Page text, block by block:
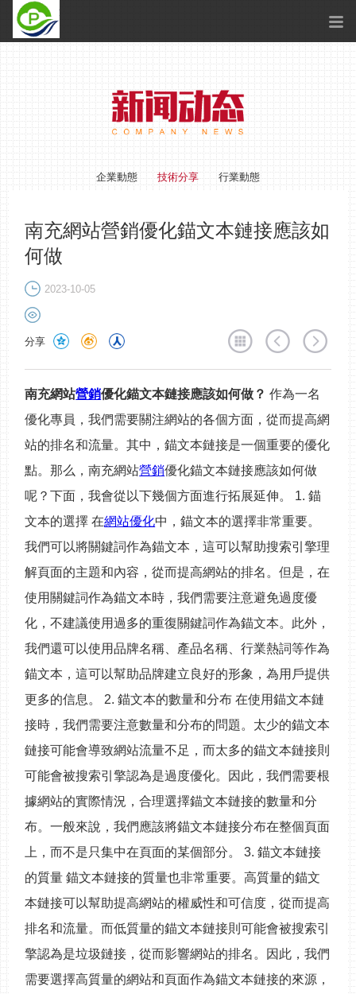
企業動態 技術分享 行業動態
南充網站營銷優化錨文本鏈接應該如
何做
2023-10-05
分享
南充網站營銷優化錨文本鏈接應該如何做？ 作為一名
優化專員，我們需要關注網站的各個方面，從而提高網
站的排名和流量。其中，錨文本鏈接是一個重要的優化
點。那么，南充網站營銷優化錨文本鏈接應該如何做
呢？下面，我會從以下幾個方面進行拓展延伸。 1. 錨
文本的選擇 在網站優化中，錨文本的選擇非常重要。
我們可以將關鍵詞作為錨文本，這可以幫助搜索引擎理
解頁面的主題和內容，從而提高網站的排名。但是，在
使用關鍵詞作為錨文本時，我們需要注意避免過度優
化，不建議使用過多的重復關鍵詞作為錨文本。此外，
我們還可以使用品牌名稱、產品名稱、行業熱詞等作為
錨文本，這可以幫助品牌建立良好的形象，為用戶提供
更多的信息。 2. 錨文本的數量和分布 在使用錨文本鏈
接時，我們需要注意數量和分布的問題。太少的錨文本
鏈接可能會導致網站流量不足，而太多的錨文本鏈接則
可能會被搜索引擎認為是過度優化。因此，我們需要根
據網站的實際情況，合理選擇錨文本鏈接的數量和分
布。一般來說，我們應該將錨文本鏈接分布在整個頁面
上，而不是只集中在頁面的某個部分。 3. 錨文本鏈接
的質量 錨文本鏈接的質量也非常重要。高質量的錨文
本鏈接可以幫助提高網站的權威性和可信度，從而提高
排名和流量。而低質量的錨文本鏈接則可能會被搜索引
擎認為是垃圾鏈接，從而影響網站的排名。因此，我們
需要選擇高質量的網站和頁面作為錨文本鏈接的來源，